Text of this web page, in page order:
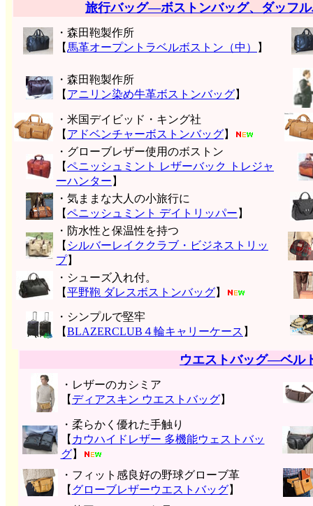
旅行バッグ―ボストンバッグ、ダッフ
・森田鞄製作所
【 馬革オープントラベルボストン（中） 】
・森田鞄製作所
【 アニリン染め牛革ボストンバッグ】
・米国デイビッド・キング社
【 アドベンチャーボストンバッグ】
・グローブレザー使用のボストン
【ペニッシュミント レザーバック トレジャ
ーハンター 】
・気ままな大人の小旅行に
【ペニッシュミント デイトリッパー 】
・防水性と保温性を持つ
【 シルバーレイククラブ・ビジネストリッ
プ】
・シューズ入れ付。
【平野鞄 ダレスボストンバッグ】
・シンプルで堅牢
【BLAZERCLUB４輪キャリーケース 】
ウエストバッグ―ベル
・レザーのカシミア
【 ディアスキン ウエストバッグ】
・柔らかく優れた手触り
【 カウハイドレザー 多機能ウェストバッ
グ】
・フィット感良好の野球グローブ革
【 グローブレザーウエストバッグ】